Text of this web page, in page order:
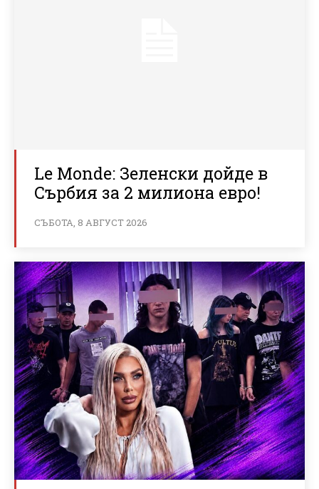
Le Monde: Зеленски дойде в
Сърбия за 2 милиона евро!
СЪБОТА, 8 АВГУСТ 2026